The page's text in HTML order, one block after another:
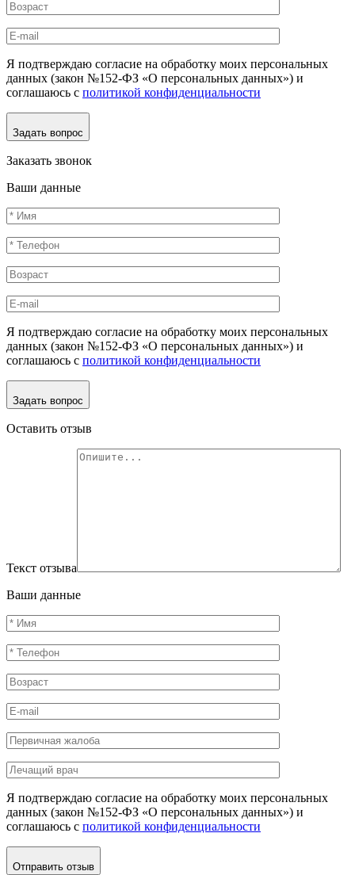
Я подтверждаю согласие на обработку моих персональных
данных (закон №152-ФЗ «О персональных данных») и
соглашаюсь с политикой конфиденциальности
Задать вопрос
Заказать звонок
Ваши данные
Я подтверждаю согласие на обработку моих персональных
данных (закон №152-ФЗ «О персональных данных») и
соглашаюсь с политикой конфиденциальности
Задать вопрос
Оставить отзыв
Текст отзыва
Ваши данные
Я подтверждаю согласие на обработку моих персональных
данных (закон №152-ФЗ «О персональных данных») и
соглашаюсь с политикой конфиденциальности
Отправить отзыв